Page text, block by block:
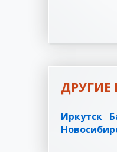
ДРУГИЕ
Иркутск